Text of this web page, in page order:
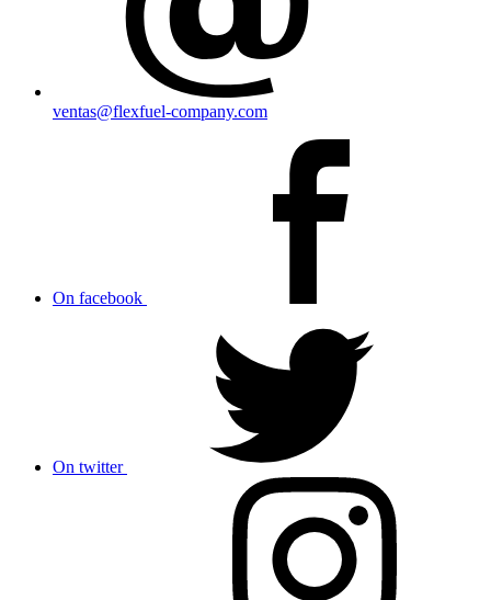
ventas@flexfuel-company.com
On facebook
On twitter